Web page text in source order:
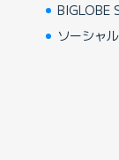
BIGLOBE
ソーシャ